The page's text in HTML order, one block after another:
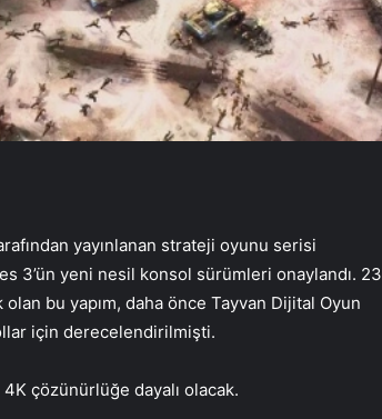
yayınlanan strateji oyunu serisi
3’ün yeni nesil konsol sürümleri onaylandı. 23
bu yapım, daha önce Tayvan Dijital Oyun
için derecelendirilmişti.
çözünürlüğe dayalı olacak.